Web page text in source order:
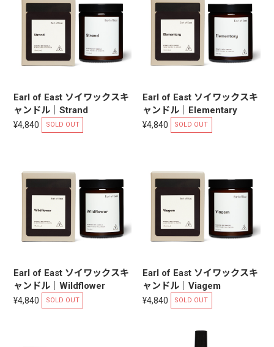
Earl of East ソイワックスキ
ャンドル｜Strand
¥4,840 SOLD OUT
Earl of East ソイワックスキ
ャンドル｜Elementary
¥4,840 SOLD OUT
Earl of East ソイワックスキ
ャンドル｜Wildflower
¥4,840 SOLD OUT
Earl of East ソイワックスキ
ャンドル｜Viagem
¥4,840 SOLD OUT